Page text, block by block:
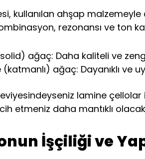
kullanılan ahşap
rezonansı ve ton
ağaç: Daha kaliteli ve
(katmanlı) ağaç: Dayanıklı ve
lamine
etmeniz daha mantıklı
İşçiliği ve